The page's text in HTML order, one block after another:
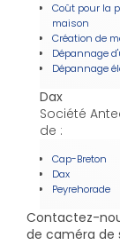
Coût pour la
maison
Création de
Dépannage
Dépannage
Dax
Société
de :
Cap-Breton
Dax
Peyrehorade
Contactez-
de caméra de